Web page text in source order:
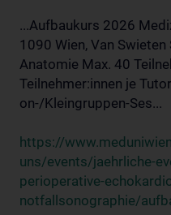
...Aufbaukurs 2026
1090 Wien, Van
Anatomie Max. 40
Teilnehmer:innen je
on-/Kleingruppen-Ses...
https://
uns/events/jaehrliche-
perioperative-
notfallsonographie/